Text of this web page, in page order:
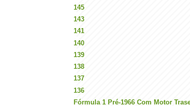
145
143
141
140
139
138
137
136
Fórmula 1 Pré-1966 Com Motor